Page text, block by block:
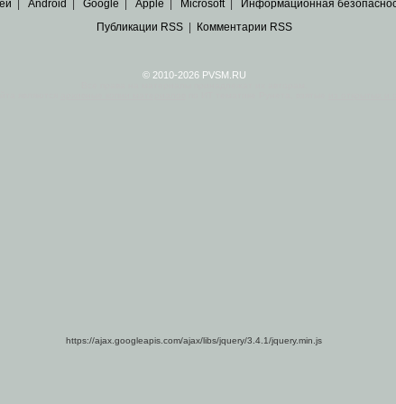
Android Google Apple Microsoft| Информационная
Публикации RSS| Комментарии RSS
© 2010-2026 PVSM.RU
https://ajax.googleapis.com/ajax/libs/jquery/3.4.1/jquery.min.js